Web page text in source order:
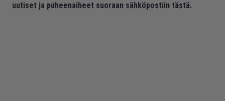
uutiset ja puheenaiheet suoraan sähköpostiin tästä.